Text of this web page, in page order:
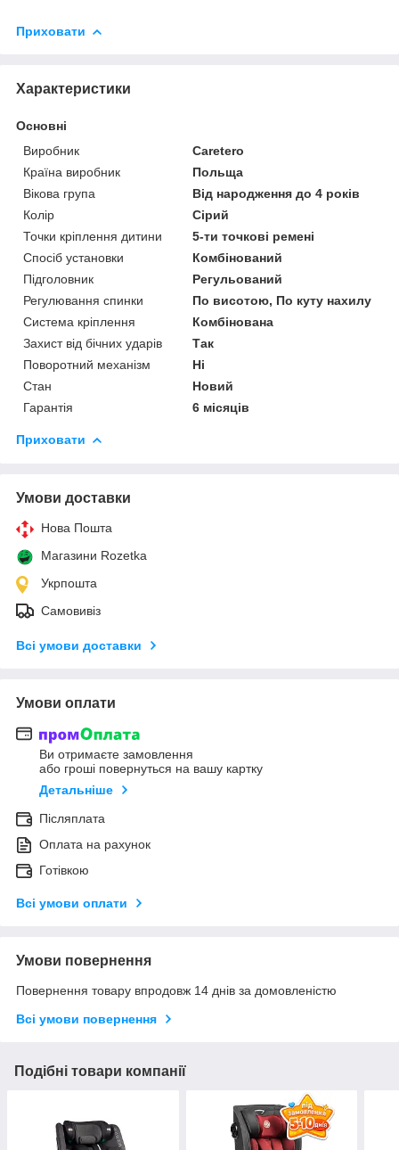
Приховати
Характеристики
Основні
Виробник
Caretero
Країна виробник
Польща
Вікова група
Від народження до 4 років
Колір
Сірий
Точки кріплення дитини
5-ти точкові ремені
Спосіб установки
Комбінований
Підголовник
Регульований
Регулювання спинки
По висотою, По куту нахилу
Система кріплення
Комбінована
Захист від бічних ударів
Так
Поворотний механізм
Ні
Стан
Новий
Гарантія
6 місяців
Приховати
Умови доставки
Нова Пошта
Магазини Rozetka
Укрпошта
Самовивіз
Всі умови доставки
Умови оплати
Ви отримаєте замовлення
або гроші повернуться на вашу картку
Детальніше
Післяплата
Оплата на рахунок
Готівкою
Всі умови оплати
Умови повернення
Повернення товару впродовж 14 днів за домовленістю
Всі умови повернення
Подібні товари компанії